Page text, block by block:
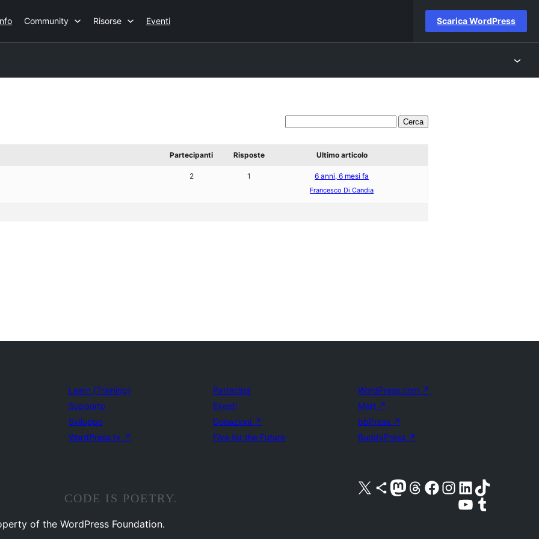
Community Risorse Eventi Scarica WordPress
Partecipanti Risposte Ultimo articolo
2 1 6 anni, 6 mesi fa
Francesco Di Candia
Learn (Training)
Supporto
Sviluppo
WordPress.tv ↗
Partecipa
Eventi
Donazioni ↗
Five for the Future
WordPress.com ↗
Matt ↗
bbPress ↗
BuddyPress ↗
Visita il nostro account X (ex Twitter)
Visita il nostro account Bluesky
Visita il nostro account Mastodon
Visita il nostro account Threads
Visita la nostra pagina Facebook
Visita il nostro account Instagram
Visita il nostro account LinkedIn
Visita il nostro account TikTok
Visita il nostro canale YouTube
Visita il nostro account Tumblr
CODE IS POETRY.
of the WordPress Foundation.